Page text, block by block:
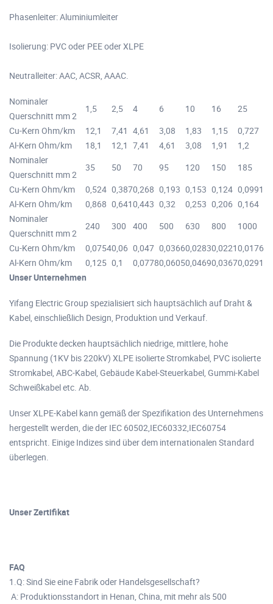
Phasenleiter: Aluminiumleiter
Isolierung: PVC oder PEE oder XLPE
Neutralleiter: AAC, ACSR, AAAC.
Nominaler
Querschnitt mm 2
1,5 2,5 4 6 10 16
25
Cu-Kern Ohm/km
12,1 7,41 4,61 3,08 1,83 1,15
0,727
Al-Kern Ohm/km
18,1 12,1 7,41 4,61 3,08 1,91
1,2
Nominaler
Querschnitt mm 2
35 50 70 95 120 150
185
Cu-Kern Ohm/km
0,524 0,3870,268 0,193 0,153 0,124 0,0991
Al-Kern Ohm/km
0,868 0,6410,443 0,32 0,253 0,206 0,164
Nominaler
Querschnitt mm 2
240 300 400 500 630 800
1000
Cu-Kern Ohm/km
0,07540,06 0,047 0,03660,02830,02210,0176
Al-Kern Ohm/km
0,125 0,1 0,07780,06050,04690,03670,0291
Unser Unternehmen
Yifang Electric Group spezialisiert sich hauptsächlich auf Draht &
Kabel, einschließlich Design, Produktion und Verkauf.
Die Produkte decken hauptsächlich niedrige, mittlere, hohe
Spannung (1KV bis 220kV) XLPE isolierte Stromkabel, PVC isolierte
Stromkabel, ABC-Kabel, Gebäude Kabel-Steuerkabel, Gummi-Kabel
Schweißkabel etc. Ab.
Unser XLPE-Kabel kann gemäß der Spezifikation des Unternehmens
hergestellt werden, die der IEC 60502,IEC60332,IEC60754
entspricht. Einige Indizes sind über dem internationalen Standard
überlegen.
Unser Zertifikat
FAQ
1.Q: Sind Sie eine Fabrik oder Handelsgesellschaft?
A: Produktionsstandort in Henan, China, mit mehr als 500